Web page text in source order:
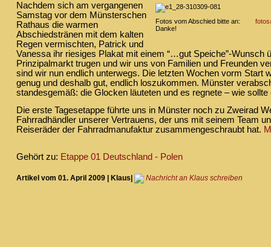
Fotos vom Abschied bitte an:
Danke!
Nachdem sich am vergangenen
Samstag vor dem Münsterschen
Rathaus die warmen
Abschiedstränen mit dem kalten
Regen vermischten, Patrick und
Vanessa ihr riesiges Plakat mit einem “…gut Speiche”-Wunsch
Prinzipalmarkt trugen und wir uns von Familien und Freunden
sind wir nun endlich unterwegs. Die letzten Wochen vorm Start
genug und deshalb gut, endlich loszukommen. Münster
standesgemäß: die Glocken läuteten und es regnete – wie
Die erste Tagesetappe führte uns in Münster noch zu Zweirad
Fahrradhändler unserer Vertrauens, der uns mit seinem Team
Reiseräder der Fahrradmanufaktur zusammengeschraubt hat.
Gehört zu: Etappe 01 Deutschland - Polen
Artikel vom 01. April 2009 | Klaus| Nachricht an Klaus schreiben